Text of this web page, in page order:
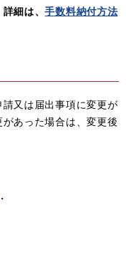
詳細は、手数料納付方法
又は届出事項に変更が
あった場合は、変更後
・